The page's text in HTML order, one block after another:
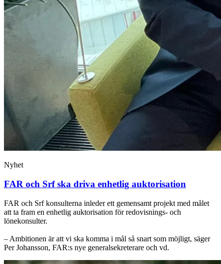
Nyhet
FAR och Srf ska driva enhetlig auktorisation
FAR och Srf konsulterna inleder ett gemensamt projekt med målet
att ta fram en enhetlig auktorisation för redovisnings- och
lönekonsulter.
– Ambitionen är att vi ska komma i mål så snart som möjligt, säger
Per Johansson, FAR:s nye generalsekreterare och vd.